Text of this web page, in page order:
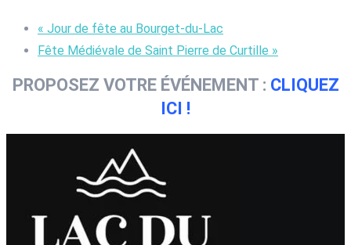
« Jour de fête au Bourget-du-Lac
Fête Médiévale de Saint Pierre de Curtille »
PROPOSEZ VOTRE ÉVÉNEMENT : CLIQUEZ
ICI !